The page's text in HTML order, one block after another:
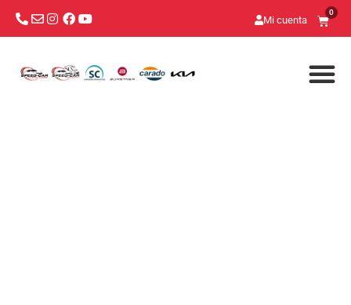
Mi cuenta
0